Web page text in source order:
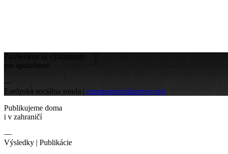
pre spoločnosť
—
Európska sociálna sonda | europeansocialsurvey.org
Publikujeme doma
i v zahraničí
—
Výsledky | Publikácie